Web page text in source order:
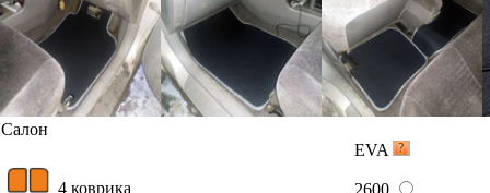
Салон
EVA
4 коврика 2600